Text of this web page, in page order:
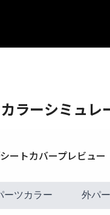
ラーシミュレ
ーツカラー 外パ